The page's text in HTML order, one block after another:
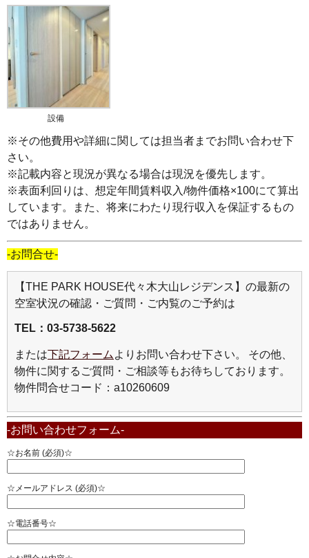
設備
※その他費用や詳細に関しては担当者までお問い合わせ下
さい。
※記載内容と現況が異なる場合は現況を優先します。
※表面利回りは、想定年間賃料収入/物件価格×100にて算出
しています。また、将来にわたり現行収入を保証するもの
ではありません。
-お問合せ-
【THE PARK HOUSE代々木大山レジデンス】の最新の
空室状況の確認・ご質問・ご内覧のご予約は
TEL：03-5738-5622
または下記フォーム よりお問い合わせ下さい。
その他、
物件に関するご質問・ご相談等もお待ちしております。
物件問合せコード：a10260609
-お問い合わせフォーム‐
☆お名前 (必須)☆
☆メールアドレス (必須)☆
☆電話番号☆